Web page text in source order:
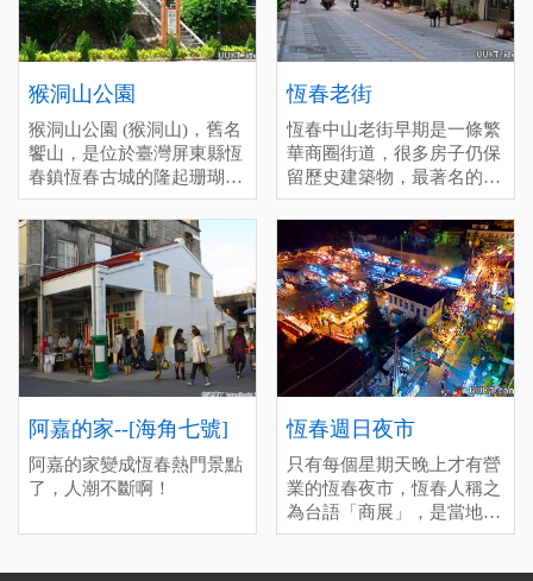
的10月會固定有民謠活動的
意義所在。 停留時間(分)：
深度(60), 一般(20), 趕場
(10)
[標籤：風雨無阻 免費 ]
猴洞山公園
猴洞山公園 (猴洞山)，舊名
饗山，是位於臺灣屏東縣恆
春鎮恆春古城的隆起珊瑚
礁，為臺灣清治時期恆春八
景之一。
恆春老街
恆春中山老街早期是一條繁
華商圈街道，很多房子仍保
留歷史建築物，最著名的美
食-綠豆蒜是來恆春旅遊必
吃的甜品，冷熱皆美味。甚
至還有很多美食駐點在老街
周邊，也可以前往新興路恆
春市區唯一的傳統市場，尋
找當地特色美食與文化風情
之美。 停留時間(分)：深度
(60), 一般(30), 趕場(10)
[標籤：必遊 免費 ]
阿嘉的家--[海角七號]
阿嘉的家變成恆春熱門景點
了，人潮不斷啊！
恆春週日夜市
只有每個星期天晚上才有營
業的恆春夜市，恆春人稱之
為台語「商展」，是當地居
民每個星期最期待的時候，